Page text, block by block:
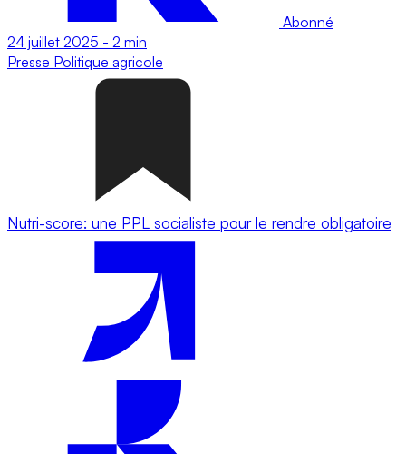
Abonné
24 juillet 2025 - 2 min
Presse Politique agricole
Nutri-score: une PPL socialiste pour le rendre obligatoire